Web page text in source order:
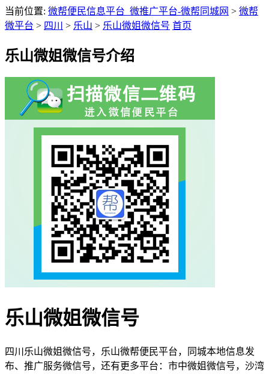
当前位置: 微帮便民信息平台_微推广平台-微帮同城网 > 微帮
微平台 > 四川 > 乐山 > 乐山微姐微信号 首页
乐山微姐微信号介绍
乐山微姐微信号
四川乐山微姐微信号，乐山微帮便民平台，同城本地信息发
布、推广服务微信号，还有更多平台：市中微姐微信号，沙湾